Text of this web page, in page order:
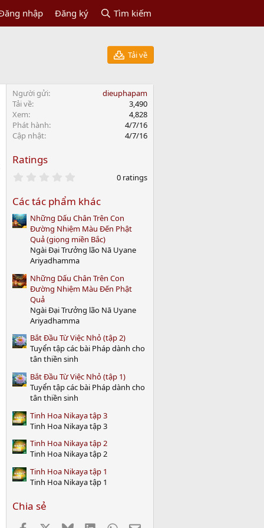
nhập Đăng ký Tìm kiếm
Tải về
Người gửi
dieuphapam
Tải về
3,490
Xem
4,828
Phát hành
4/7/16
Cập nhật
4/7/16
Ratings
0
t
a
r
(
s
)
0 ratings
Các tác phẩm khác
Những Dấu Chân Trên Con
Đường Nhiệm Màu Đến Phật
Quả (giọng miền Bắc)
Ngài Đại Trưởng lão Nā Uyane
Ariyadhamma
Những Dấu Chân Trên Con
Đường Nhiệm Màu Đến Phật
Quả
Ngài Đại Trưởng lão Nā Uyane
Ariyadhamma
Bắt Đầu Từ Việc Nhỏ (tập 2)
Tuyển tập các bài Pháp dành cho
tân thiền sinh
Bắt Đầu Từ Việc Nhỏ (tập 1)
Tuyển tập các bài Pháp dành cho
tân thiền sinh
Tinh Hoa Nikaya tập 3
Tinh Hoa Nikaya tập 3
Tinh Hoa Nikaya tập 2
Tinh Hoa Nikaya tập 2
Tinh Hoa Nikaya tập 1
Tinh Hoa Nikaya tập 1
Chia sẻ